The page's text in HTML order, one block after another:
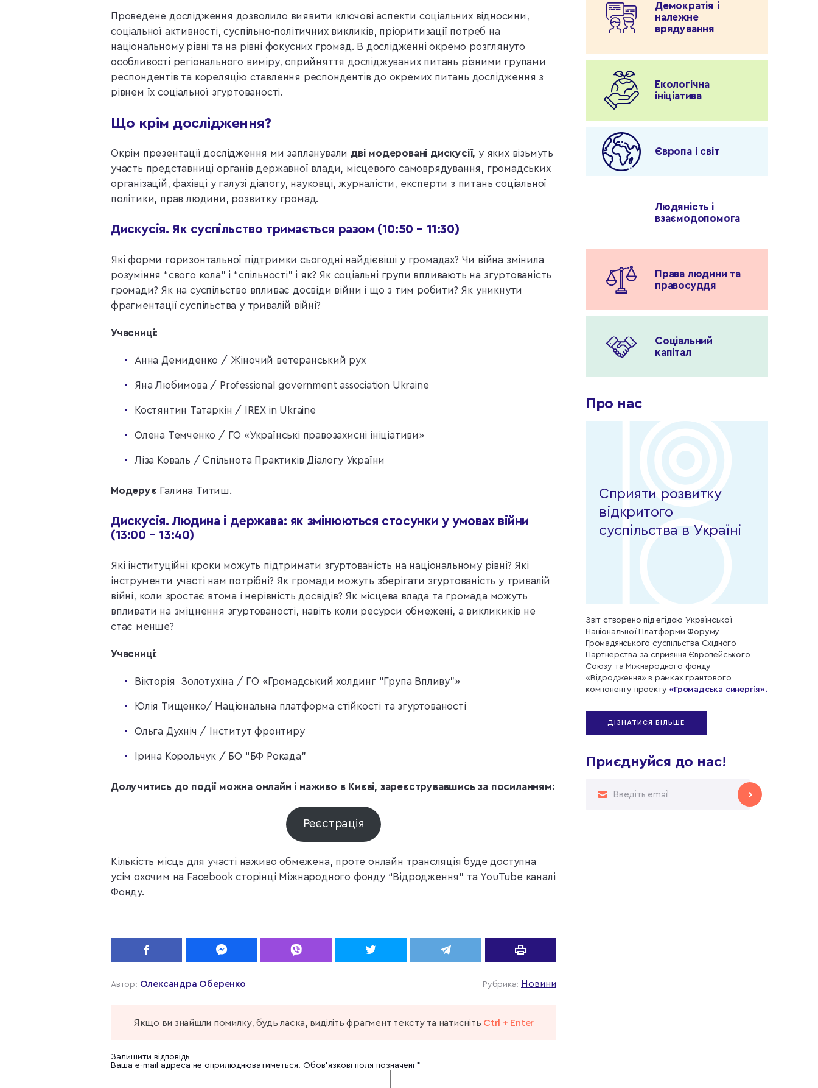
Проведене дослідження дозволило виявити ключові аспекти соціальних відносини,
соціальної активності, суспільно-політичних викликів, пріоритизації потреб на
національному рівні та на рівні фокусних громад. В дослідженні окремо розглянуто
особливості регіонального виміру, сприйняття досліджуваних питань різними групами
респондентів та кореляцію ставлення респондентів до окремих питань дослідження з
рівнем їх соціальної згуртованості.
Що крім дослідження?
Окрім презентації дослідження ми запланували дві модеровані дискусії, у яких візьмуть
участь представниці органів державної влади, місцевого самоврядування, громадських
організацій, фахівці у галузі діалогу, науковці, журналісти, експерти з питань соціальної
політики, прав людини, розвитку громад.
Дискусія. Як суспільство тримається разом (10:50 – 11:30)
Які форми горизонтальної підтримки сьогодні найдієвіші у громадах? Чи війна змінила
розуміння “свого кола” і “спільності” і як? Як соціальні групи впливають на згуртованість
громади? Як на суспільство впливає досвіди війни і що з тим робити? Як уникнути
фрагментації суспільства у тривалій війні?
Учасниці:
Анна Демиденко / Жіночий ветеранський рух
Яна Любимова / Professional government association Ukraine
Костянтин Татаркін / IREX in Ukraine
Олена Темченко / ГО «Українські правозахисні ініціативи»
Ліза Коваль / Спільнота Практиків Діалогу України
Модерує Галина Титиш.
Дискусія. Людина і держава: як змінюються стосунки у умовах війни
(13:00 – 13:40)
Які інституційні кроки можуть підтримати згуртованість на національному рівні? Які
інструменти участі нам потрібні? Як громади можуть зберігати згуртованість у тривалій
війні, коли зростає втома і нерівність досвідів? Як місцева влада та громада можуть
впливати на зміцнення згуртованості, навіть коли ресурси обмежені, а викликиків не
стає менше?
Учасниці:
Вікторія Золотухіна / ГО «Громадський холдинг “Група Впливу”»
Юлія Тищенко/ Національна платформа стійкості та згуртованості
Ольга Духніч / Інститут фронтиру
Ірина Корольчук / БО “БФ Рокада”
Долучитись до події можна онлайн і наживо в Києві, зареєструвавшись за посиланням:
Реєстрація
Кількість місць для участі наживо обмежена, проте онлайн трансляція буде доступна
усім охочим на Facebook сторінці Міжнародного фонду “Відродження” та YouTube каналі
Фонду.
Автор: Олександра Оберенко Рубрика: Новини
Якщо ви знайшли помилку, будь ласка, виділіть фрагмент тексту та натисніть Ctrl + Enter
Залишити відповідь
Ваша e-mail адреса не оприлюднюватиметься. Обов’язкові поля позначені *
Демократія і
належне
врядування
Екологічна
ініціатива
Європа і світ
Людяність і
взаємодопомога
Права людини та
правосуддя
Соціальний
капітал
Про нас
Сприяти розвитку
відкритого
суспільства в Україні
Звіт створено під егідою Української
Національної Платформи Форуму
Громадянського суспільства Східного
Партнерства за сприяння Європейського
Союзу та Міжнародного фонду
«Відродження» в рамках грантового
компоненту проекту «Громадська синергія».
ДІЗНАТИСЯ БІЛЬШЕ
Приєднуйся до нас!